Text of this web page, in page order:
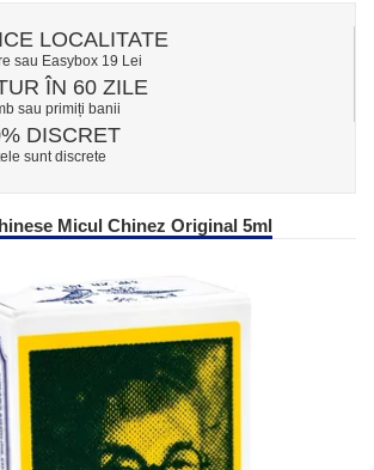
LOCALITATE
sau Easybox 19 Lei
ÎN 60 ZILE
sau primiți banii
DISCRET
sunt discrete
Micul Chinez Original 5ml